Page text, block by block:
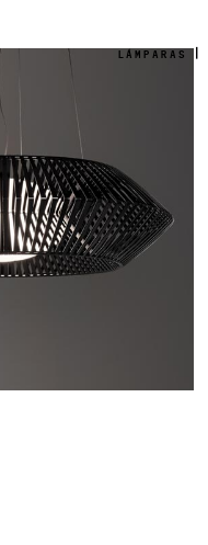
LÁMPARAS